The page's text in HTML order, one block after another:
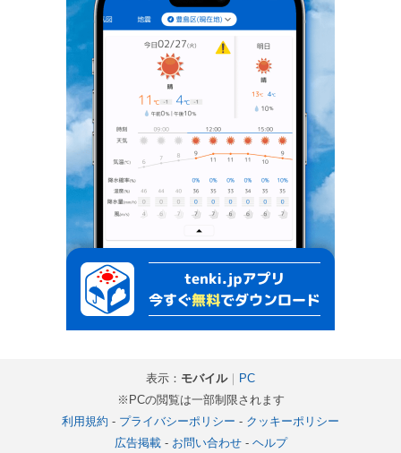
表示： モバイル｜ PC
※PCの閲覧は一部制限されます
利用規約 - プライバシーポリシー - クッキーポリシー
広告掲載- お問い合わせ- ヘルプ